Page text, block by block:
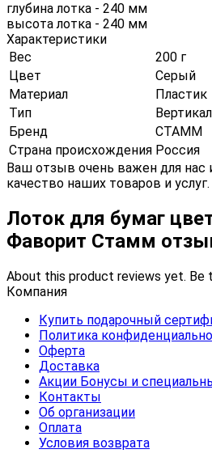
глубина лотка - 240 мм
высота лотка - 240 мм
Характеристики
Вес
200 г
Цвет
Серый
Материал
Пластик
Тип
Бренд
СТАММ
Страна происхождения Россия
Ваш отзыв очень важен для нас
качество наших товаров и
Лоток для бумаг
Фаворит Стамм
About this product reviews yet. Be
Компания
Купить подарочный
Политика
Оферта
Доставка
Акции Бонусы и
Контакты
Об организации
Оплата
Условия возврата